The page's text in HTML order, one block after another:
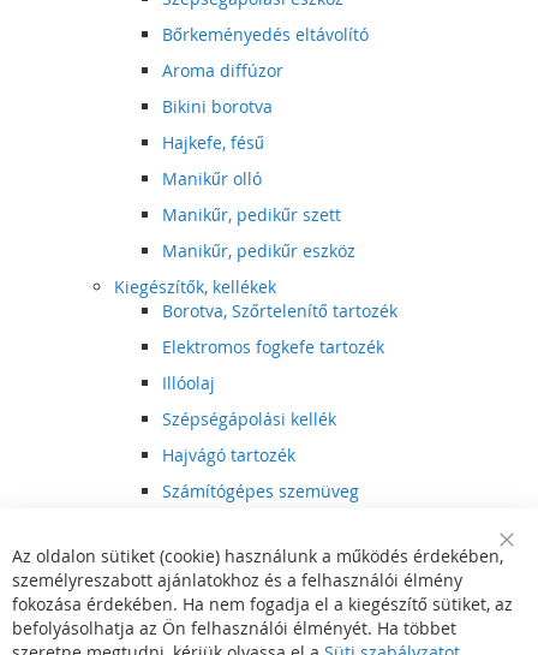
Bőrkeményedés eltávolító
Aroma diffúzor
Bikini borotva
Hajkefe, fésű
Manikűr olló
Manikűr, pedikűr szett
Manikűr, pedikűr eszköz
Kiegészítők, kellékek
Borotva, Szőrtelenítő tartozék
Elektromos fogkefe tartozék
Illóolaj
Szépségápolási kellék
Hajvágó tartozék
Számítógépes szemüveg
Hajvágó kiegészítő
Szórakoztató elektronika
Multimédia
DVD, BluRay lejátszó
Bar
Az oldalon sütiket (cookie) használunk a működés érdekében,
személyreszabott ajánlatokhoz és a felhasználói élmény
fokozása érdekében. Ha nem fogadja el a kiegészítő sütiket, az
befolyásolhatja az Ön felhasználói élményét. Ha többet